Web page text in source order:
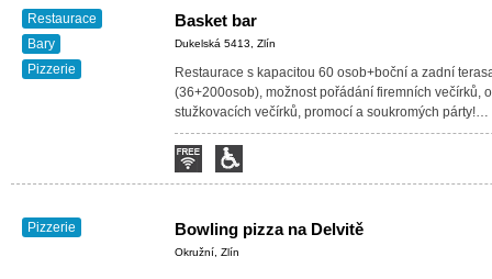
Restaurace
Bary
Pizzerie
Basket bar
Dukelská 5413, Zlín
Restaurace s kapacitou 60 osob+boční a zadní
(36+200osob), možnost pořádání firemních večírků,
stužkovacích večírků, promocí a soukromých párty!…
Pizzerie Bowling pizza na Delvitě
Okružní, Zlín